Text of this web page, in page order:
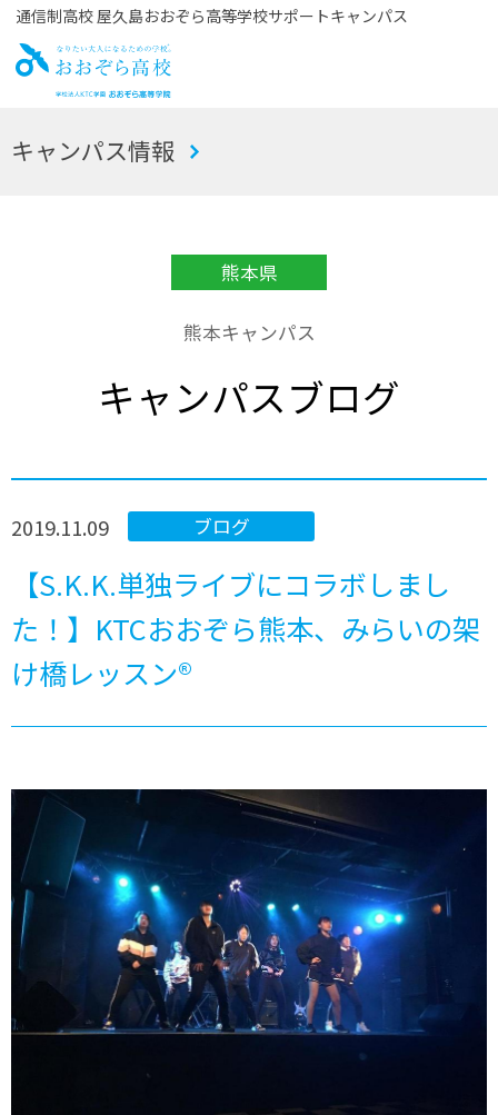
通信制高校 屋久島おおぞら高等学校サポートキャンパス
お
キャンパス情報
熊本県
熊本キャンパス
キャンパスブログ
ブログ
2019.11.09
【S.K.K.単独ライブにコラボしまし
た！】KTCおおぞら熊本、みらいの架
け橋レッスン®